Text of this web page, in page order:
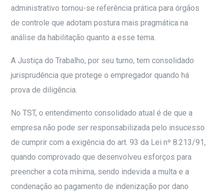
administrativo tornou-se referência prática para órgãos
de controle que adotam postura mais pragmática na
análise da habilitação quanto a esse tema.
A Justiça do Trabalho, por seu turno, tem consolidado
jurisprudência que protege o empregador quando há
prova de diligência.
No TST, o entendimento consolidado atual é de que a
empresa não pode ser responsabilizada pelo insucesso
de cumprir com a exigência do art. 93 da Lei nº 8.213/91,
quando comprovado que desenvolveu esforços para
preencher a cota mínima, sendo indevida a multa e a
condenação ao pagamento de indenização por dano